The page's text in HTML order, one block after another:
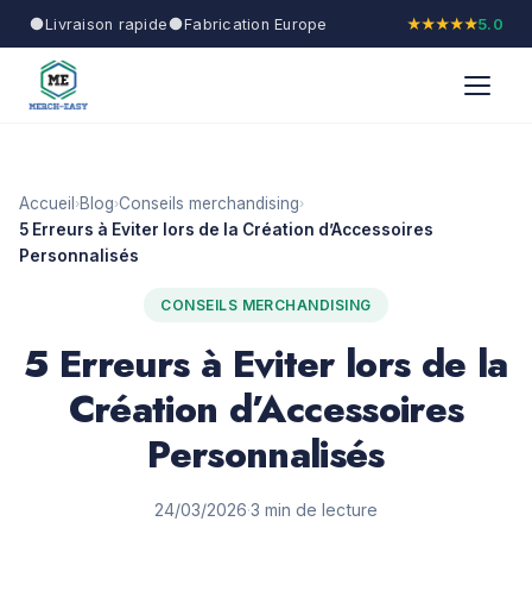
Livraison rapide Fabrication Europe ★★★★★5.0
Accueil ›Blog›Conseils merchandising›
5 Erreurs à Eviter lors de la Création d’Accessoires
Personnalisés
CONSEILS MERCHANDISING
5 Erreurs à Eviter lors de la
Création d’Accessoires
Personnalisés
24/03/2026·3 min de lecture